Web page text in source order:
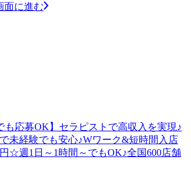
面に進む
も応募OK】セラピストで高収入を実現♪
未経験でも安心♪Wワーク&短時間入店
☆週1日～1時間～でもOK♪全国600店舗